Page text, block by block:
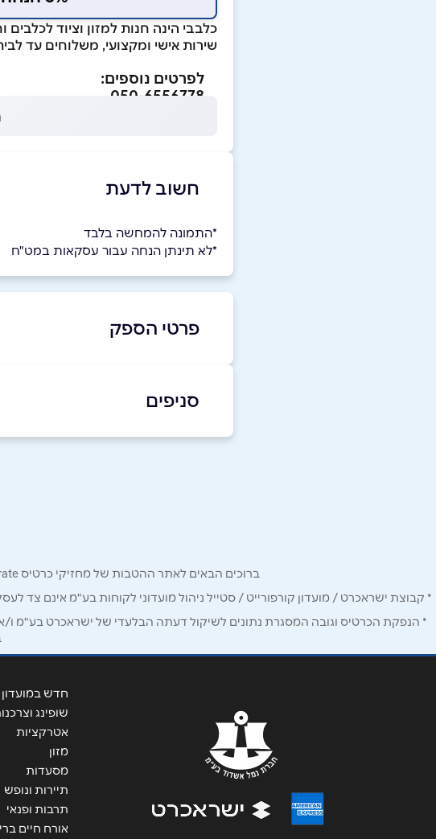
כלבבי הינה חנות למזון וציוד
שירות אישי ומקצועי, משלוחים עד
לפרטים נוספים:
חשוב לדעת
*התמונה להמחשה בלבד
*לא תינתן הנחה עבור עסקאות במט"ח
פרטי הספק
אנא חזרו אלי בקשר ל...
הודעה*
סניפים
באר יעקב
ברוכים הבאים לאתר ההטבות של מחזיקי כרטיס Corporate. כאן תמצאו הטבות, הנחות ומבצעים אטרקטיביים אך ורק לכם מחזיקי כרטיס קורפורייט!
* קבוצת ישראכרט / מועדון קורפורייט / סטייל ניהול מועדוני לקוחות בע"מ אינם צד
* הנפקת הכרטיס וגובה המסגרת נתונים לשיקול דעתה הבלעדי של ישראכרט בע"מ ו/
חדש במועדון
שופינג
אטרקציות
מזון
מסעדות
תיירות ונופש
תרבות ופנאי
אורח חיים